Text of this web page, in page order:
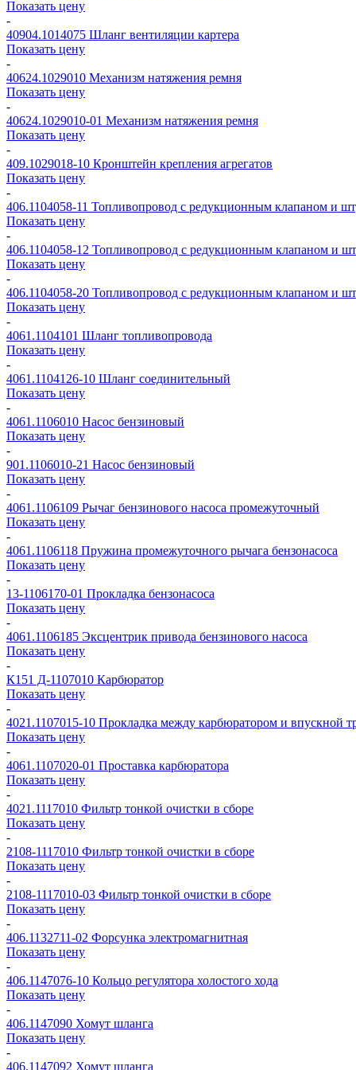
Показать цену
-
40904.1014075 Шланг вентиляции картера
Показать цену
-
40624.1029010 Механизм натяжения ремня
Показать цену
-
40624.1029010-01 Механизм натяжения ремня
Показать цену
-
409.1029018-10 Кронштейн крепления агрегатов
Показать цену
-
406.1104058-11 Топливопровод с редукционным клапаном и
Показать цену
-
406.1104058-12 Топливопровод с редукционным клапаном и
Показать цену
-
406.1104058-20 Топливопровод с редукционным клапаном и
Показать цену
-
4061.1104101 Шланг топливопровода
Показать цену
-
4061.1104126-10 Шланг соединительный
Показать цену
-
4061.1106010 Насос бензиновый
Показать цену
-
901.1106010-21 Насос бензиновый
Показать цену
-
4061.1106109 Рычаг бензинового насоса промежуточный
Показать цену
-
4061.1106118 Пружина промежуточного рычага бензонасоса
Показать цену
-
13-1106170-01 Прокладка бензонасоса
Показать цену
-
4061.1106185 Эксцентрик привода бензинового насоса
Показать цену
-
К151 Д-1107010 Карбюратор
Показать цену
-
4021.1107015-10 Прокладка между карбюратором и впускной
Показать цену
-
4061.1107020-01 Проставка карбюратора
Показать цену
-
4021.1117010 Фильтр тонкой очистки в сборе
Показать цену
-
2108-1117010 Фильтр тонкой очистки в сборе
Показать цену
-
2108-1117010-03 Фильтр тонкой очистки в сборе
Показать цену
-
406.1132711-02 Форсунка электромагнитная
Показать цену
-
406.1147076-10 Кольцо регулятора холостого хода
Показать цену
-
406.1147090 Хомут шланга
Показать цену
-
406.1147092 Хомут шланга